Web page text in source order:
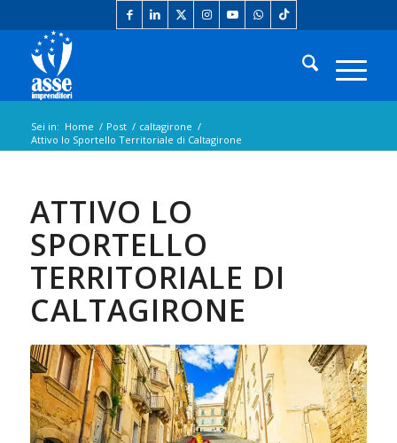
Sei in: Home / Post / caltagirone /
Attivo lo Sportello Territoriale di Caltagirone
ATTIVO LO
SPORTELLO
TERRITORIALE DI
CALTAGIRONE